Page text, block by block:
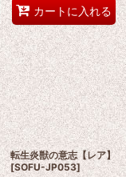
カートに入れる
転生炎獣の意志【レア】
[SOFU-JP053]